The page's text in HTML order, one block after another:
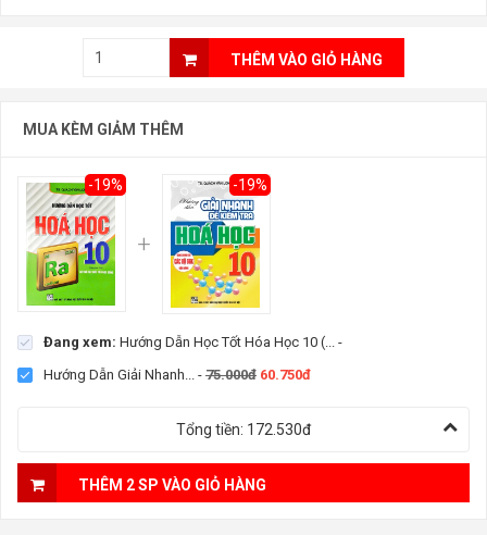
THÊM VÀO GIỎ HÀNG
MUA KÈM GIẢM THÊM
-19% -19%
Đang xem: Hướng Dẫn Học Tốt Hóa Học 10 (... -
Hướng Dẫn Giải Nhanh... - 75.000đ 60.750đ
Tổng tiền: 172.530đ
THÊM 2 SP VÀO GIỎ HÀNG